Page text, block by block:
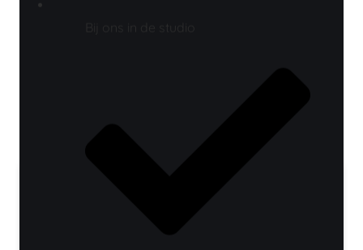
Gratis koffie & thee